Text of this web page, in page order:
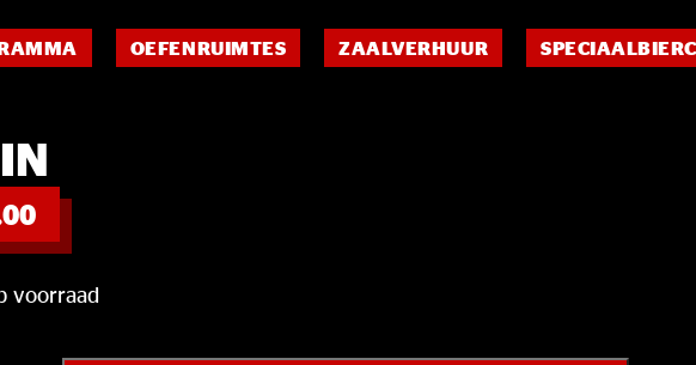
OEFENRUIMTES ZAALVERHUUR
voorraad